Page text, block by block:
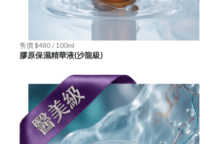
售價 $480 / 100ml
膠原保濕精華液(沙龍級)